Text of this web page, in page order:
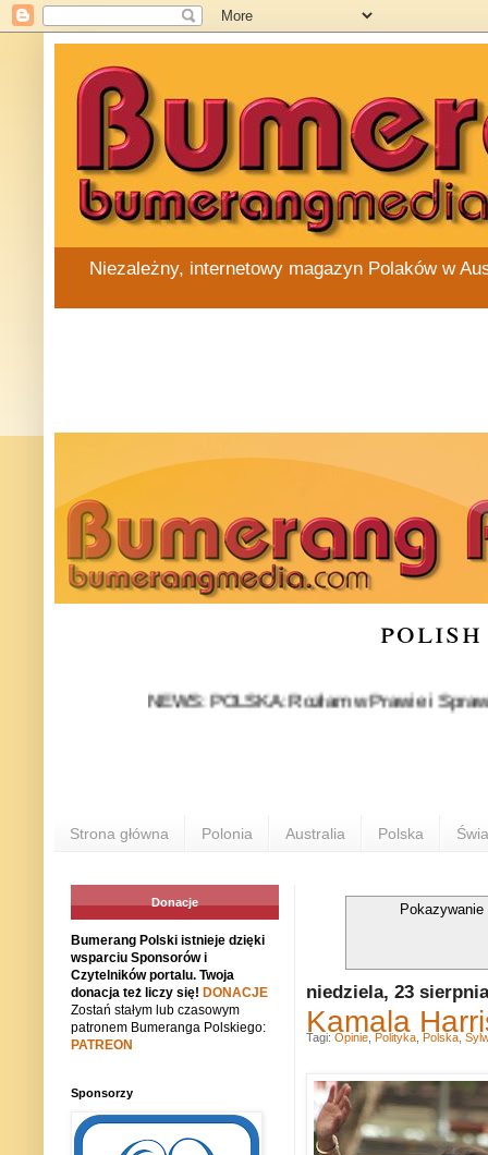
Niezależny, internetowy magazyn Polaków w
NEWS: POLSKA: Rozłam w Prawie i
Strona główna Polonia Australia Polska
niedziela, 23
Kamala
Tagi: Opinie Polityka Polska
Donacje
Bumerang Polski istnieje dzięki
wsparciu Sponsorów i
Czytelników portalu. Twoja
donacja też liczy się! DONACJE
Zostań stałym lub czasowym
patronem Bumeranga Polskiego:
PATREON
Sponsorzy